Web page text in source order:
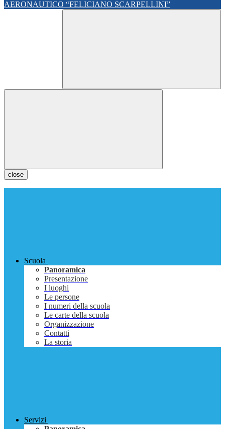
close
Scuola
Panoramica
Presentazione
I luoghi
Le persone
I numeri della scuola
Le carte della scuola
Organizzazione
Contatti
La storia
Servizi